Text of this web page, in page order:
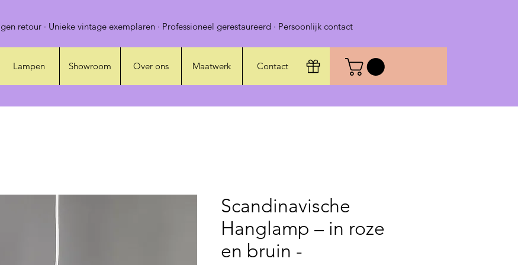
retour · Unieke vintage exemplaren · Professioneel gerestaureerd · Persoonlijk contact
Lampen Showroom Over ons Maatwerk Contact
Scandinavische
Hanglamp – in roze
en bruin -